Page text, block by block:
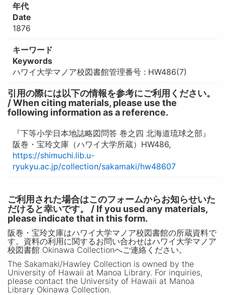
年代
Date
1876
キーワード
Keywords
ハワイ大学マノア校図書館管理番号 : HW486(7)
引用の際には以下の情報を参考にご利用ください。
/ When citing materials, please use the
following information as a reference.
『下等小学日本地誌略図問答 巻之四 北海道琉球之部』
阪巻・宝玲文庫（ハワイ大学所蔵）HW486,
https://shimuchi.lib.u-
ryukyu.ac.jp/collection/sakamaki/hw48607
ご利用された場合はこのフォームからお知らせいた
だけると幸いです。 / If you used any materials,
please indicate that in this form.
阪巻・宝玲文庫はハワイ大学マノア校図書館の所蔵資料で
す。資料の利用に関するお問い合わせはハワイ大学マノア
校図書館 Okinawa Collectionへご連絡ください。
The Sakamaki/Hawley Collection is owned by the
University of Hawaii at Manoa Library. For inquiries,
please contact the University of Hawaii at Manoa
Library Okinawa Collection.